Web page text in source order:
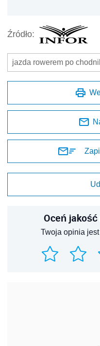
Źródło:
jazda rowerem po
Oceń jakość
Twoja opinia